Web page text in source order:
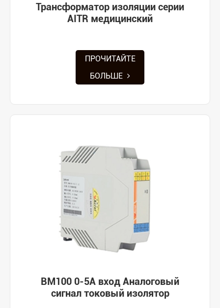
Трансформатор изоляции серии
AITR медицинский
ПРОЧИТАЙТЕ
БОЛЬШЕ
BM100 0-5A вход Аналоговый
сигнал токовый изолятор